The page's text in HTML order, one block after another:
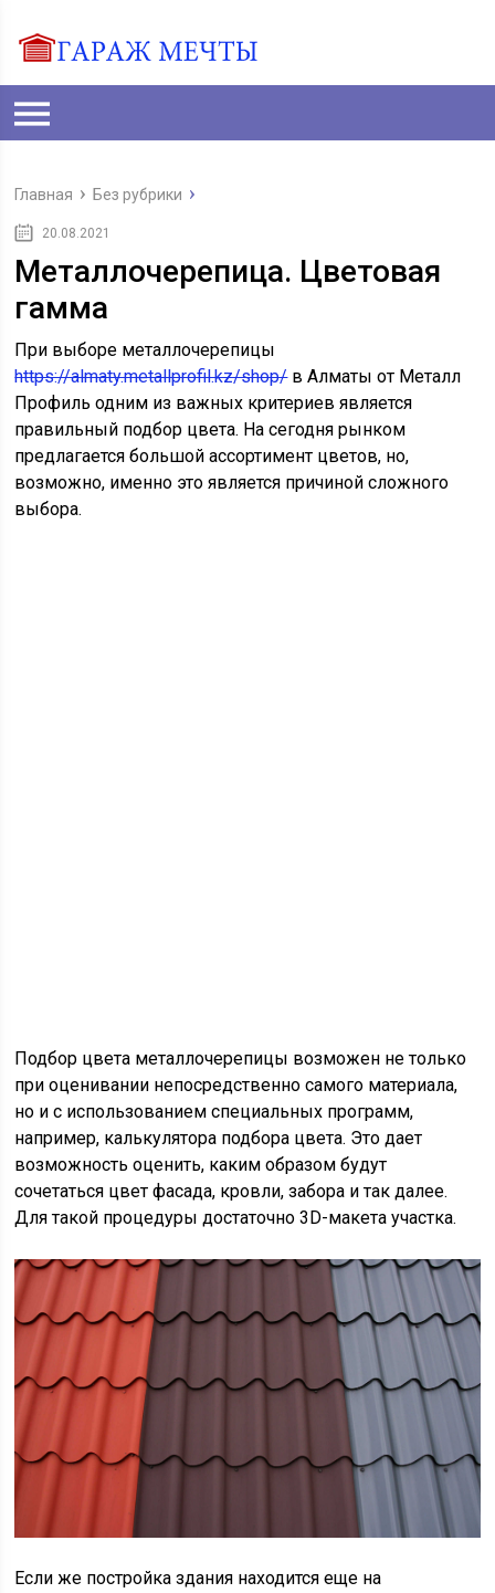
Главная Без рубрики
20.08.2021
Металлочерепица. Цветовая
гамма
При выборе металлочерепицы
https://almaty.metallprofil.kz/shop/в Алматы от Металл
Профиль одним из важных критериев является
правильный подбор цвета. На сегодня рынком
предлагается большой ассортимент цветов, но,
возможно, именно это является причиной сложного
выбора.
Подбор цвета металлочерепицы возможен не только
при оценивании непосредственно самого материала,
но и с использованием специальных программ,
например, калькулятора подбора цвета. Это дает
возможность оценить, каким образом будут
сочетаться цвет фасада, кровли, забора и так далее.
Для такой процедуры достаточно 3D-макета участка.
Если же постройка здания находится еще на